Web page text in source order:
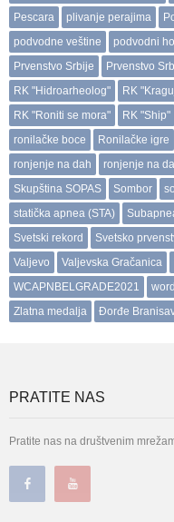
Pescara
plivanje perajima
podvodne veštine
podvodni
Prvenstvo Srbije
Prvenstvo
RK "Hidroarheolog"
RK
RK "Roniti se mora"
RK "Ship"
ronilačke boce
Ronilačke igre
ronjenje na dah
ronjenje na
Skupština SOPAS
Sombor
statička apnea (STA)
Svetski rekord
Svetsko
Valjevo
Valjevska Gračanica
WCAPNBELGRADE2021
Zlatna medalja
Đorđe
PRATITE NAS
Pratite nas na društvenim